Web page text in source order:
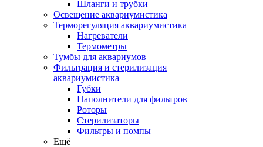
Шланги и трубки
Освещение аквариумистика
Терморегуляция аквариумистика
Нагреватели
Термометры
Тумбы для аквариумов
Фильтрация и стерилизация
аквариумистика
Губки
Наполнители для фильтров
Роторы
Стерилизаторы
Фильтры и помпы
Ещё